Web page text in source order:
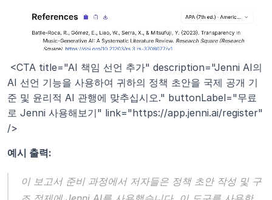
AI 선언 기능을 사용하여 귀하의 정책 초안을 국제 공개 기
준 및 윤리적 AI 관행에 맞추십시오." buttonLabel="무료
로 Jenni 사용해보기" link="https://app.jenni.ai/register"
/>
예시 출력:
이 보고서 준비 과정에서 저자들은 정책 초안 작성 및 구